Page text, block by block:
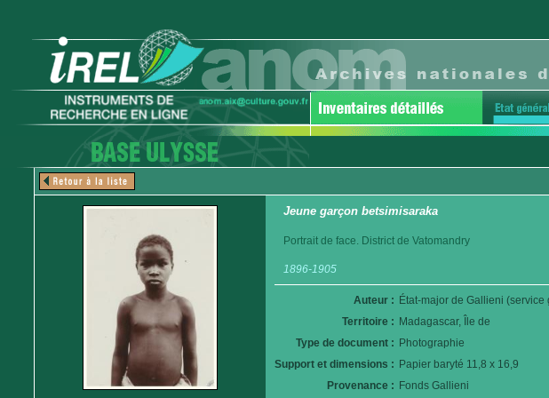
Jeune garçon betsimisaraka
Portrait de face. District de Vatomandry
1896-1905
Auteur : État-major de Gallieni
Territoire : Madagascar, Île de
Type de document : Photographie
Support et dimensions : Papier baryté 11,8 x 16,9
Provenance : Fonds Gallieni